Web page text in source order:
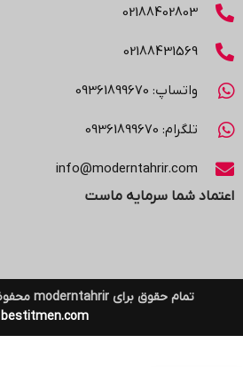
02188402803
02188431569
واتساپ: 09361899670
تلگرام: 09361899670
info@moderntahrir.com
اعتماد شما سرمایه ماست
تمام حقوق برای moderntahrir محفوظ است. طراحی و اجرا
bestitmen.com